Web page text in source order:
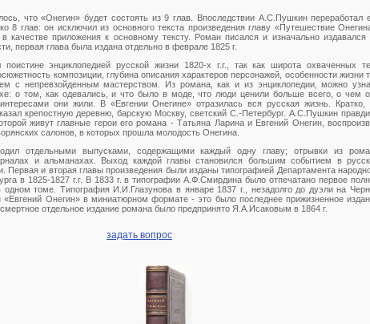
что «Онегин» будет состоять из 9 глав. Впоследствии А.С.Пушкин переработал
8 глав: он исключил из основного текста произведения главу «Путешествие
качестве приложения к основному тексту. Роман писался и изначально издавался
первая глава была издана отдельно в феврале 1825 г.
поистине энциклопедией русской жизни 1820-х г.г., так как широта охваченных
композиции, глубина описания характеров персонажей, особенности жизни
с непревзойденным мастерством. Из романа, как и из энциклопедии, можно
о том, как одевались, и что было в моде, что люди ценили больше всего, о чем
они жили. В «Евгении Онегине» отразилась вся русская жизнь. Кратко,
крепостную деревню, барскую Москву, светский С.-Петербург. А.С.Пушкин
живут главные герои его романа - Татьяна Ларина и Евгений Онегин,
салонов, в которых прошла молодость Онегина.
отдельными выпусками, содержащими каждый одну главу; отрывки из
и альманахах. Выход каждой главы становился большим событием в
Первая и вторая главы произведения были изданы типографией Департамента
в 1825-1827 г.г. В 1833 г. в типографии А.Ф.Смирдина было отпечатано первое
одном томе. Типография И.И.Глазунова в январе 1837 г., незадолго до дуэли на
«Евгений Онегин» в миниатюрном формате - это было последнее прижизненное
отдельное издание романа было предпринято Я.А.Исаковым в 1864 г.
задать вопрос